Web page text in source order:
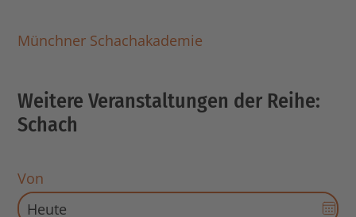
Münchner Schachakademie
Weitere Veranstaltungen der Reihe:
Schach
Von